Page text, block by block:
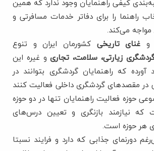
راهنما را برای دفاتر خدمات مسافرتی و
می‌کند.
غنای تاریخی کشورمان ایران و تنوع
زیارتی، سلامت، تجاریو غیره این
که راهنمایان گردشگری بتوانند در
مقصدهای گردشگری داخلی فعالیت کنند
حوزه فعالیت راهنمایان تنها در دو حوزه
نیازمند بازنگری و تعیین درس‌های
هر حوزه است.
دورنمای جذابی که دارد و فرایند نسبتا